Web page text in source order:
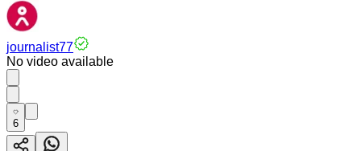
journalist77
No video available
6